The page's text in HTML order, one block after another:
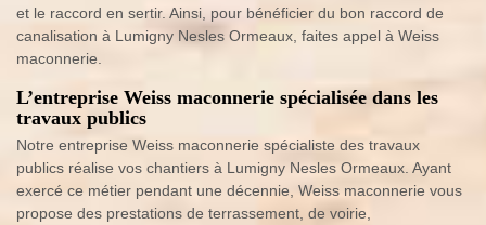
et le raccord en sertir. Ainsi, pour bénéficier du bon raccord de
canalisation à Lumigny Nesles Ormeaux, faites appel à Weiss
maconnerie.
L’entreprise Weiss maconnerie spécialisée dans les
travaux publics
Notre entreprise Weiss maconnerie spécialiste des travaux
publics réalise vos chantiers à Lumigny Nesles Ormeaux. Ayant
exercé ce métier pendant une décennie, Weiss maconnerie vous
propose des prestations de terrassement, de voirie,